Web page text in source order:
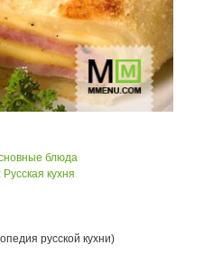
блюда
Русская кухня
русской кухни)